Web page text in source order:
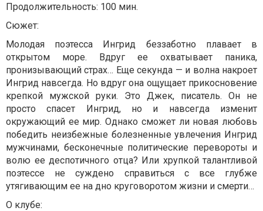
Продолжительность: 100 мин.
Сюжет:
Молодая поэтесса Ингрид беззаботно плавает в
открытом море. Вдруг ее охватывает паника,
пронизывающий страх… Еще секунда — и волна накроет
Ингрид навсегда. Но вдруг она ощущает прикосновение
крепкой мужской руки. Это Джек, писатель. Он не
просто спасет Ингрид, но и навсегда изменит
окружающий ее мир. Однако сможет ли новая любовь
победить неизбежные болезненные увлечения Ингрид
мужчинами, бесконечные политические перевороты и
волю ее деспотичного отца? Или хрупкой талантливой
поэтессе не суждено справиться с все глубже
утягивающим ее на дно круговоротом жизни и смерти…
О клубе: